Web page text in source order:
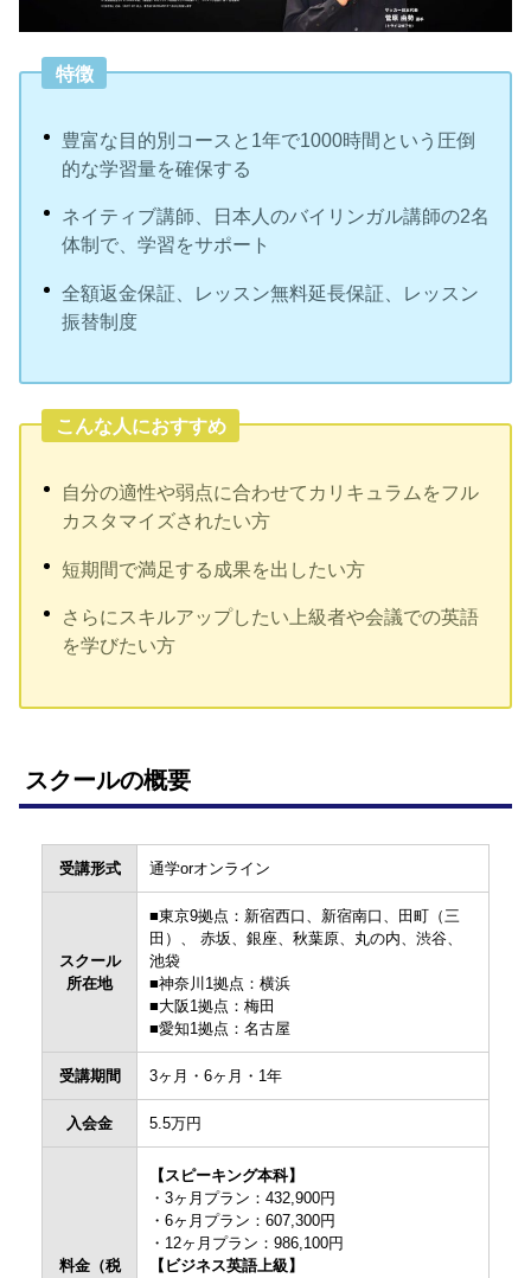
特徴
豊富な目的別コースと1年で1000時間という圧倒
的な学習量を確保する
ネイティブ講師、日本人のバイリンガル講師の2名
体制で、学習をサポート
全額返金保証、レッスン無料延長保証、レッスン
振替制度
こんな人におすすめ
自分の適性や弱点に合わせてカリキュラムをフル
カスタマイズされたい方
短期間で満足する成果を出したい方
さらにスキルアップしたい上級者や会議での英語
を学びたい方
スクールの概要
受講形式 通学orオンライン
スクール
所在地
■東京9拠点：新宿西口、新宿南口、田町（三
田）、 赤坂、銀座、秋葉原、丸の内、渋谷、
池袋
■神奈川1拠点：横浜
■大阪1拠点：梅田
■愛知1拠点：名古屋
受講期間 3ヶ月・6ヶ月・1年
入会金 5.5万円
料金（税
【スピーキング本科】
・3ヶ月プラン：432,900円
・6ヶ月プラン：607,300円
・12ヶ月プラン：986,100円
【ビジネス英語上級】